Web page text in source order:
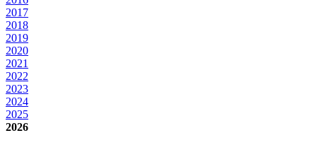
2017
2018
2019
2020
2021
2022
2023
2024
2025
2026